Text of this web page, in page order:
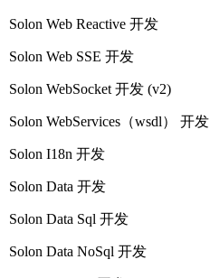
Solon Web Reactive 开发
Solon Web SSE 开发
Solon WebSocket 开发 (v2)
Solon WebServices（wsdl） 开发
Solon I18n 开发
Solon Data 开发
Solon Data Sql 开发
Solon Data NoSql 开发